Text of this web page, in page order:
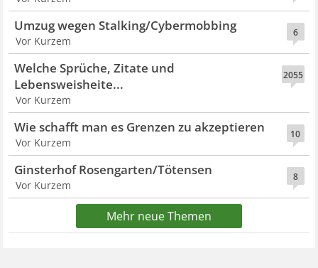
6
Umzug wegen Stalking/Cybermobbing
Vor Kurzem
2055
Welche Sprüche, Zitate und
Lebensweisheite...
Vor Kurzem
10
Wie schafft man es Grenzen zu akzeptieren
Vor Kurzem
8
Ginsterhof Rosengarten/Tötensen
Vor Kurzem
Mehr neue Themen